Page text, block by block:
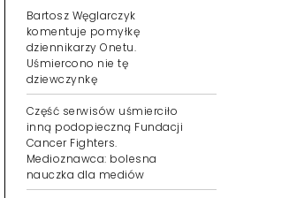
Bartosz Węglarczyk
komentuje pomyłkę
dziennikarzy Onetu.
Uśmiercono nie tę
dziewczynkę
Część serwisów uśmierciło
inną podopieczną Fundacji
Cancer Fighters.
Medioznawca: bolesna
nauczka dla mediów